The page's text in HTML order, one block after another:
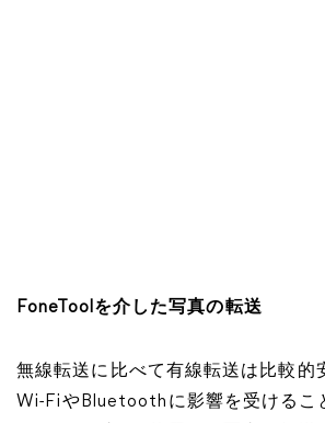
FoneToolを介した写真の転送
無線転送に比べて有線転送は比較的
Wi-FiやBluetoothに影響を受けるこ